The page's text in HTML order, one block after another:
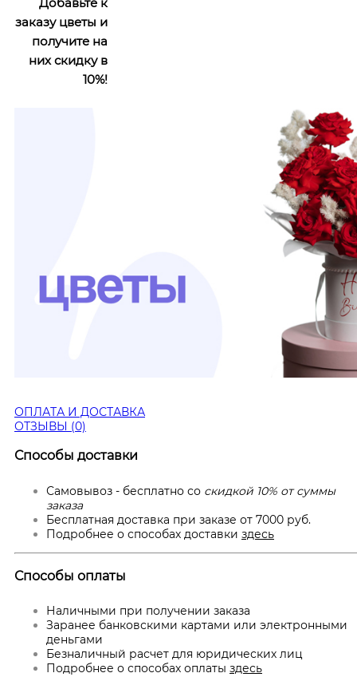
заказу цветы и
получите на
них скидку в
10%!
ОПЛАТА И ДОСТАВКА
ОТЗЫВЫ (0)
Способы доставки
Самовывоз - бесплатно со скидкой 10% от суммы
заказа
Бесплатная доставка при заказе от 7000 руб.
Подробнее о способах доставки здесь
Способы оплаты
Наличными при получении заказа
Заранее банковскими картами или электронными
деньгами
Безналичный расчет для юридических лиц
Подробнее о способах оплаты здесь